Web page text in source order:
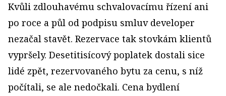
Kvůli zdlouhavému schvalovacímu řízení ani
po roce a půl od podpisu smluv developer
nezačal stavět. Rezervace tak stovkám klientů
vypršely. Desetitisícový poplatek dostali sice
lidé zpět, rezervovaného bytu za cenu, s níž
počítali, se ale nedočkali. Cena bydlení